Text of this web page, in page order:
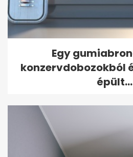
Egy
konzervdobozokból
épült...